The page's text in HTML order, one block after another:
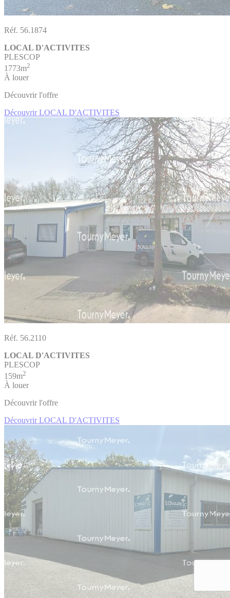
Réf. 56.1874
LOCAL D'ACTIVITES
PLESCOP
1773m2
À louer
Découvrir l'offre
Découvrir LOCAL D'ACTIVITES
Réf. 56.2110
LOCAL D'ACTIVITES
PLESCOP
159m2
À louer
Découvrir l'offre
Découvrir LOCAL D'ACTIVITES